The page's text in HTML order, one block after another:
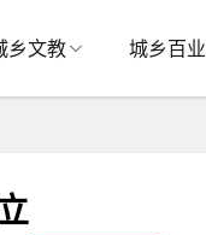
乡文教 城乡百业